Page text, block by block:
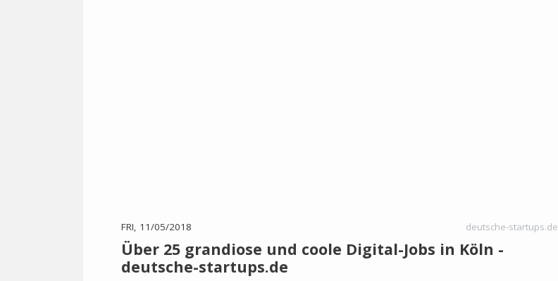
FRI, 11/05/2018 deutsche-startups.de
Über 25 grandiose und coole Digital-Jobs in Köln -
deutsche-startups.de